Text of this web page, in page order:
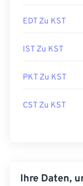
EDT Zu KST
IST Zu KST
PKT Zu KST
CST Zu KST
Ihre Daten,